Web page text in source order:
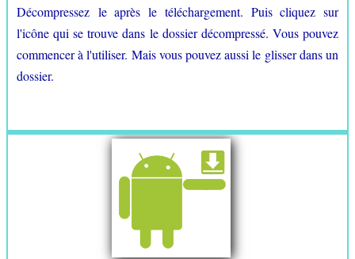
Décompressez le après le téléchargement. Puis cliquez sur
l'icône qui se trouve dans le dossier décompressé. Vous pouvez
commencer à l'utiliser. Mais vous pouvez aussi le glisser dans un
dossier.